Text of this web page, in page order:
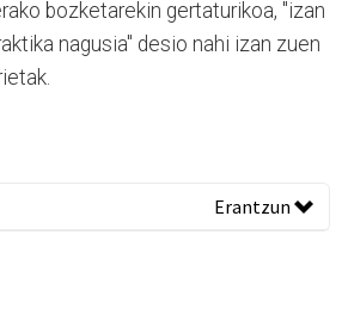
bozketarekin gertaturikoa, "izan
nagusia" desio nahi izan zuen
Erantzun